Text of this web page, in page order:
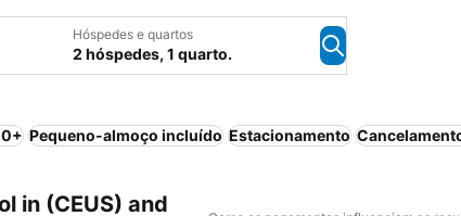
Hóspedes e quartos
2 hóspedes, 1 quarto.
Pequeno-almoço incluído Estacionamento
in (CEUS) and